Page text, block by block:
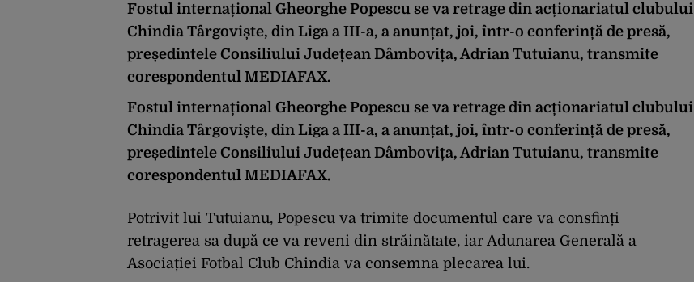
Fostul internațional Gheorghe Popescu se va retrage din acționariatul clubului
Chindia Târgoviște, din Liga a III-a, a anunțat, joi, într-o conferință de presă,
președintele Consiliului Județean Dâmbovița, Adrian Tutuianu, transmite
corespondentul MEDIAFAX.
Fostul internațional Gheorghe Popescu se va retrage din acționariatul clubului
Chindia Târgoviște, din Liga a III-a, a anunțat, joi, într-o conferință de presă,
președintele Consiliului Județean Dâmbovița, Adrian Tutuianu, transmite
corespondentul MEDIAFAX.
Potrivit lui Tutuianu, Popescu va trimite documentul care va consfinți
retragerea sa după ce va reveni din străinătate, iar Adunarea Generală a
Asociației Fotbal Club Chindia va consemna plecarea lui.